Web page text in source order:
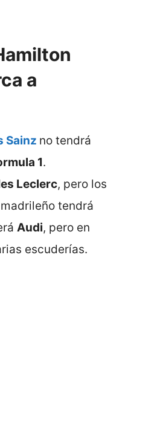
a
Sainz no tendrá
1.
Leclerc, pero los
tendrá
Audi, pero en
escuderías.